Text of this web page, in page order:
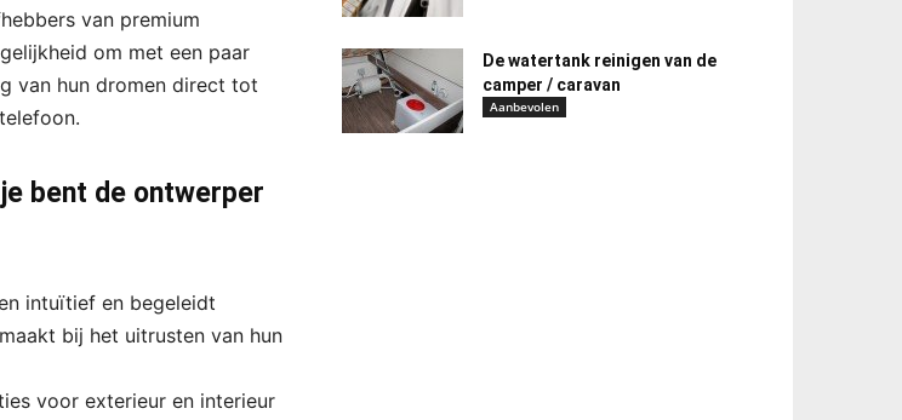
van premium
om met een paar
van hun dromen direct tot
bent de ontwerper
intuïtief en begeleidt
bij het uitrusten van hun
voor exterieur en interieur
De watertank reinigen van de
camper / caravan
Aanbevolen